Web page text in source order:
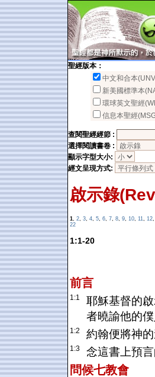
聖經版本：
中文和合本
新美國標準本
環球英文聖經
信息本聖經
查閱聖經經節 :
選擇閱讀書卷 :
顯示字型大小:
經文呈現方式:
啟示錄
1, 2, 3, 4, 5, 6, 7, 8, 9, 10, 11, 12,
22
1:1-20
前言
1:1
耶穌基督的
者曉諭他的僕
1:2 約翰便將神
1:3 念這書上預
問候七教會